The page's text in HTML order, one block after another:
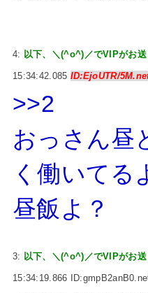
4: 以下、＼(^o^)／でVIPがお送
15:34:42.085 ID:EjoUTR/
>>2
おっさん昼
く働いてる
昼飯よ？
3: 以下、＼(^o^)／でVIPがお
15:34:19.866